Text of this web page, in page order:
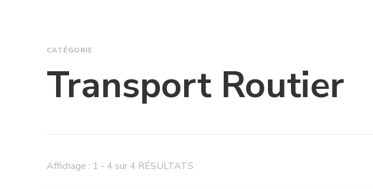
CATÉGORIE
Transport Routier
Affichage : 1 - 4 sur 4 RÉSULTATS